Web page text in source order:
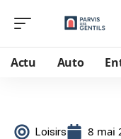
Actu Auto
Loisirs 8 mai